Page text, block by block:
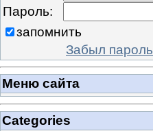
Пароль:
запомнить
Забыл пароль
Меню сайта
Categories